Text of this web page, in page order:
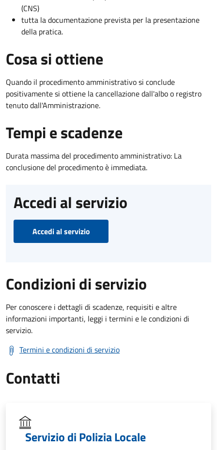
(CNS)
tutta la documentazione prevista per la presentazione
della pratica.
Cosa si ottiene
Quando il procedimento amministrativo si conclude
positivamente si ottiene la cancellazione dall'albo o registro
tenuto dall'Amministrazione.
Tempi e scadenze
Durata massima del procedimento amministrativo: La
conclusione del procedimento è immediata.
Accedi al servizio
Accedi al servizio
Condizioni di servizio
Per conoscere i dettagli di scadenze, requisiti e altre
informazioni importanti, leggi i termini e le condizioni di
servizio.
Termini e condizioni di servizio
Contatti
Servizio di Polizia Locale